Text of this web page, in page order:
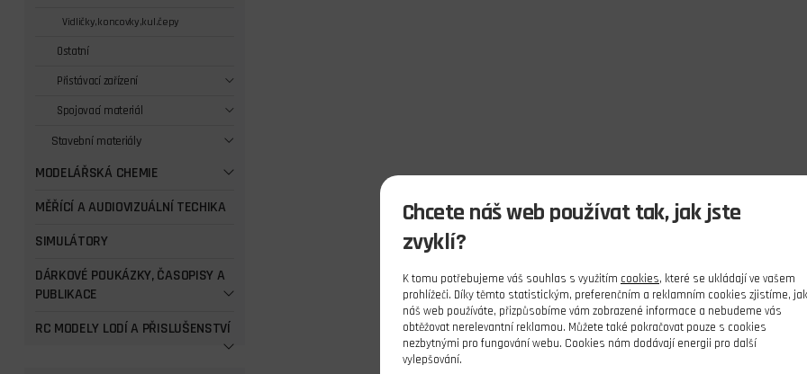
Vidličky,koncovky,kul.čepy
Ostatní
Přistávací zařízení
Spojovací materiál
Stavební materiály
MODELÁŘSKÁ CHEMIE
MĚŘÍCÍ A AUDIOVIZUÁLNÍ TECHIKA
SIMULÁTORY
DÁRKOVÉ POUKÁZKY, ČASOPISY A
PUBLIKACE
RC MODELY LODÍ A PŘISLUŠENSTVÍ
Chcete náš web používat tak, jak jste
zvyklí?
K tomu potřebujeme váš souhlas s využitím cookies, které se ukládají ve vašem
prohlížeči. Díky těmto statistickým, preferenčním a reklamním cookies zjistíme, jak
náš web používáte, přizpůsobíme vám zobrazené informace a nebudeme vás
obtěžovat nerelevantní reklamou. Můžete také pokračovat pouze s cookies
nezbytnými pro fungování webu. Cookies nám dodávají energii pro další
vylepšování.